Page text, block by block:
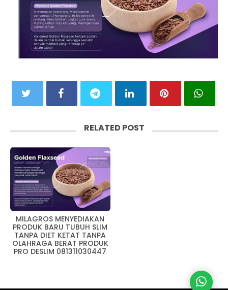
RELATED POST
MILAGROS MENYEDIAKAN
PRODUK BARU TUBUH SLIM
TANPA DIET KETAT TANPA
OLAHRAGA BERAT PRODUK
PRO DESLIM 081311030447